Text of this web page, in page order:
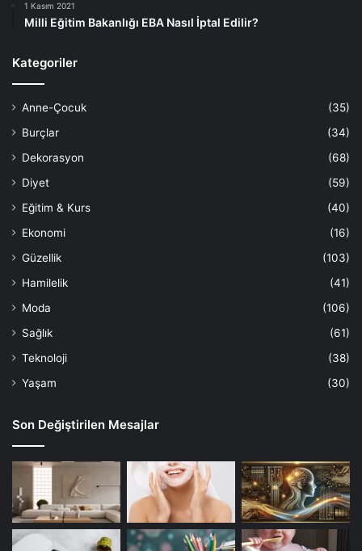
1 Kasım 2021
Milli Eğitim Bakanlığı EBA Nasıl İptal Edilir?
Kategoriler
Anne-Çocuk
(35)
Burçlar
(34)
Dekorasyon
(68)
Diyet
(59)
Eğitim & Kurs
(40)
Ekonomi
(16)
Güzellik
(103)
Hamilelik
(41)
Moda
(106)
Sağlık
(61)
Teknoloji
(38)
Yaşam
(30)
Son Değiştirilen Mesajlar